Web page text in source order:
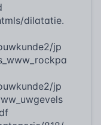
dilatatie.
jp
jp